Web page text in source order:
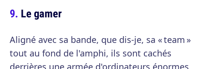
Le gamer
Aligné avec sa bande, que dis-je, sa « team »
tout au fond de l'amphi, ils sont cachés
derrières une armée d'ordinateurs énormes